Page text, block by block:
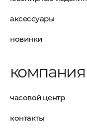
аксессуары
новинки
компания
часовой центр
контакты